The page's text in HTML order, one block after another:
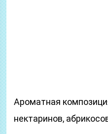
Ароматная
нектаринов,